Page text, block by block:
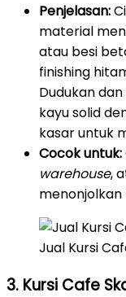
Penjelasan:
material
atau besi
finishing
Dudukan
kayu solid
kasar untuk
Cocok untuk:
warehouse,
Jual Kursi
3. Kursi Cafe